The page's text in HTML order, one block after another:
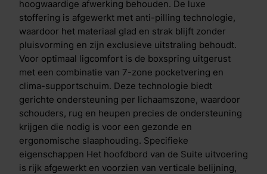
draaibaar en voorzien van een afritsbare,
hypoallergene hoes en een anti-slip onderzijde, wat
zorgt voor extra hygi&euml;ne, gebruiksgemak en
stabiliteit. Een samenwerking om van te dromen Valk
Exclusief en M line bundelen hun expertise in luxe en
slaapinnovatie. Het resultaat is een exclusieve
boxspring collectie waarin design en comfort
naadloos samengaan. Met aandacht voor elk detail,
hoogwaardige materialen en wetenschappelijk
geteste slaaptechnologie transformeert deze
collectie je slaapkamer in een priv&eacute;
vijfsterrenervaring.
hoogwaardige afwerking behouden. De luxe
stoffering is afgewerkt met anti-pilling technologie,
waardoor het materiaal glad en strak blijft zonder
pluisvorming en zijn exclusieve uitstraling behoudt.
Voor optimaal ligcomfort is de boxspring uitgerust
met een combinatie van 7-zone pocketvering en
clima-supportschuim. Deze technologie biedt
gerichte ondersteuning per lichaamszone, waardoor
schouders, rug en heupen precies de ondersteuning
krijgen die nodig is voor een gezonde en
ergonomische slaaphouding. Specifieke
eigenschappen Het hoofdbord van de Suite uitvoering
is rijk afgewerkt en voorzien van verticale belijning,